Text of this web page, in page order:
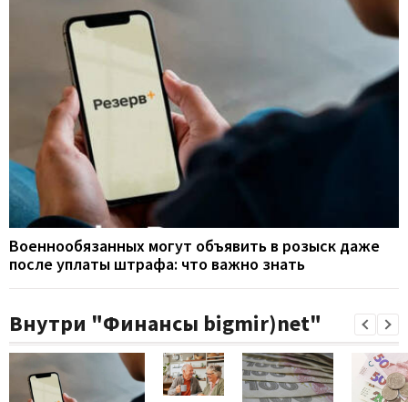
Военнообязанных могут объявить в розыск даже
после уплаты штрафа: что важно знать
Внутри "Финансы bigmir)net"